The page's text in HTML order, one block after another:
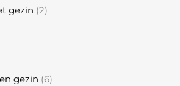
gezin (2)
gezin (6)